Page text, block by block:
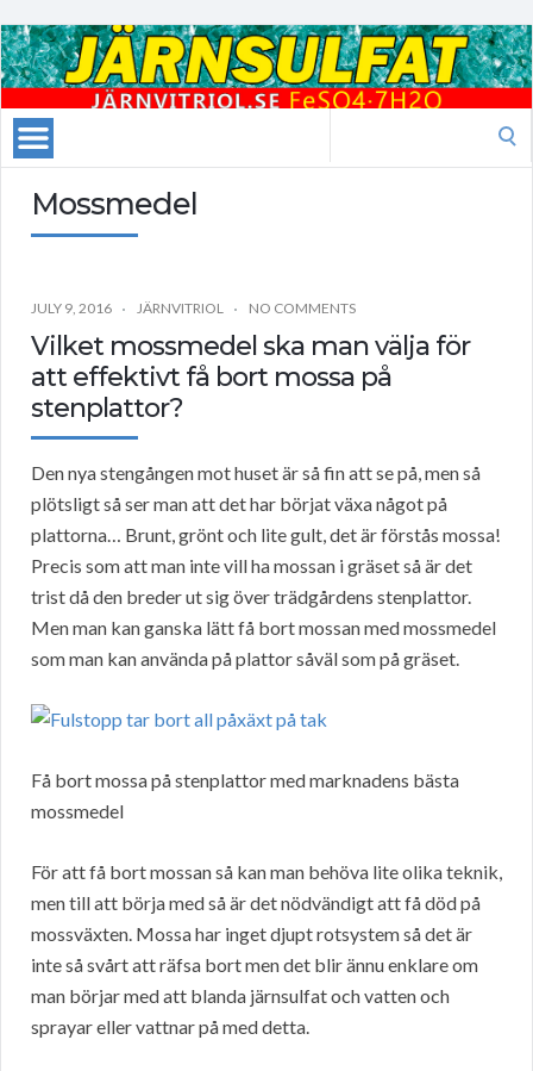
Mossmedel
JULY 9, 2016 JÄRNVITRIOL NO COMMENTS
Vilket mossmedel ska man välja för
att effektivt få bort mossa på
stenplattor?
Den nya stengången mot huset är så fin att se på, men så
plötsligt så ser man att det har börjat växa något på
plattorna… Brunt, grönt och lite gult, det är förstås mossa!
Precis som att man inte vill ha mossan i gräset så är det
trist då den breder ut sig över trädgårdens stenplattor.
Men man kan ganska lätt få bort mossan med mossmedel
som man kan använda på plattor såväl som på gräset.
Få bort mossa på stenplattor med marknadens bästa
mossmedel
För att få bort mossan så kan man behöva lite olika teknik,
men till att börja med så är det nödvändigt att få död på
mossväxten. Mossa har inget djupt rotsystem så det är
inte så svårt att räfsa bort men det blir ännu enklare om
man börjar med att blanda järnsulfat och vatten och
sprayar eller vattnar på med detta.